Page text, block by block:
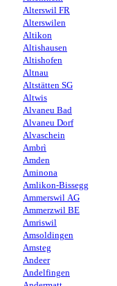
Alterswil FR
Alterswilen
Altikon
Altishausen
Altishofen
Altnau
Altstätten SG
Altwis
Alvaneu Bad
Alvaneu Dorf
Alvaschein
Ambrì
Amden
Aminona
Amlikon-Bissegg
Ammerswil AG
Ammerzwil BE
Amriswil
Amsoldingen
Amsteg
Andeer
Andelfingen